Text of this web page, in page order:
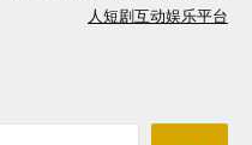
人短剧互动娱乐平台